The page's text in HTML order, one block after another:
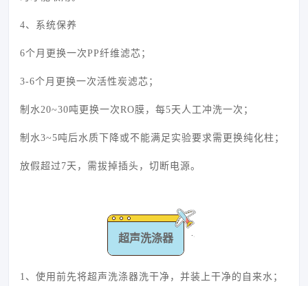
4、系统保养
6个月更换一次PP纤维滤芯；
3-6个月更换一次活性炭滤芯；
制水20~30吨更换一次RO膜，每5天人工冲洗一次；
制水3~5吨后水质下降或不能满足实验要求需更换纯化柱；
放假超过7天，需拔掉插头，切断电源。
超声洗涤器
1、使用前先将超声洗涤器洗干净，并装上干净的自来水；